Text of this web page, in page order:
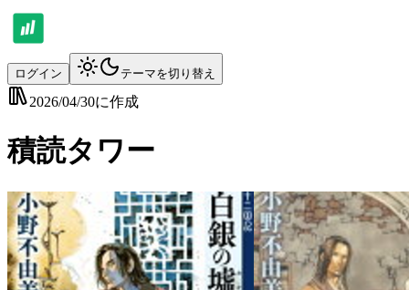
ログイン テーマを切り替え
2026/04/30に作成
積読タワー